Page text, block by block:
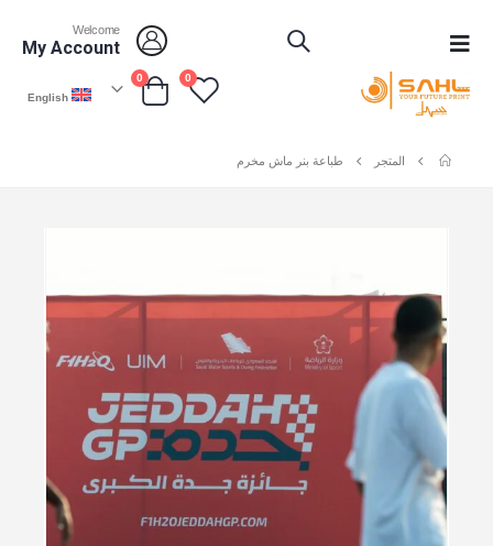
Welcome
My Account
0
0
English
المتجر طباعة بنر ماش مخرم